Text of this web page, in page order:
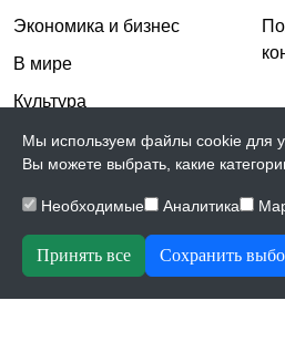
Экономика и бизнес
В мире
Культура
Спорт
Происшествия
Скандалы
Мы используем файлы cookie для
Вы можете выбрать, какие
Необходимые Аналитика
Принять все Сохранить